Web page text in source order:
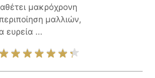
μακρόχρονη
μαλλιών,
ευρεία ...